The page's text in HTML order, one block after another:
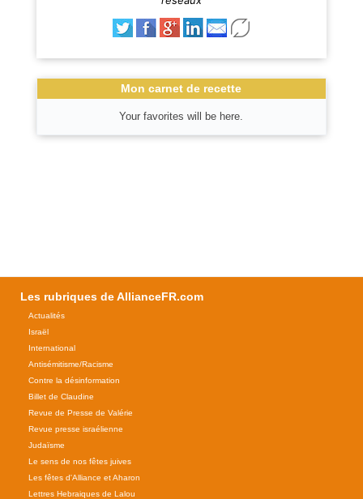
Mon carnet de recette
Your favorites will be here.
Les rubriques de AllianceFR.com
Actualités
Israël
International
Antisémitisme/Racisme
Contre la désinformation
Billet de Claudine
Revue de Presse de Valérie
Revue presse israélienne
Judaïsme
Le sens de nos fêtes juives
Les fêtes d'Alliance et Aharon
Lettres Hebraiques de Lalou